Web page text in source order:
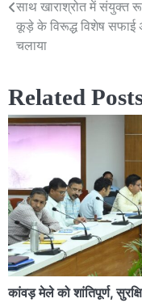
साथ खाराश्रोत में संयुक्त
कूड़े के विरूद्ध विशेष सफाई
चलाया
Related
कांवड़ मेले को शांतिपूर्ण,